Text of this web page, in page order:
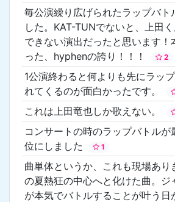
毎公演繰り広げられたラップバト
した。KAT-TUNでないと、上田
できない演出だったと思います！
った、hyphenの誇り！！！
2
1公演終わると何よりも先にラッ
れてくるのが面白かったです。
これは上田竜也しか歌えない。
コンサートの時のラップバトルが
位にしました
1
曲単体というか、これも現場あり
の夏熱狂の中心へと化けた曲。ジ
が本気でバトルすることが叶う日